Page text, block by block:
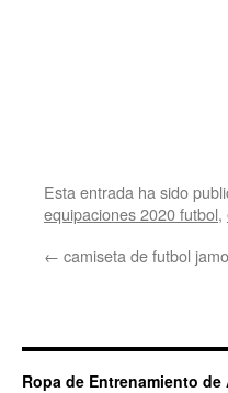
Esta entrada ha sido
equipaciones 2020 futbol,
← camiseta de futbol
Ropa de Entrenamiento